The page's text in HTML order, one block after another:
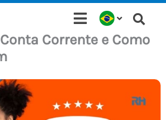
Corrente e Como